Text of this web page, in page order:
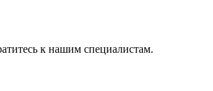
к нашим специалистам.